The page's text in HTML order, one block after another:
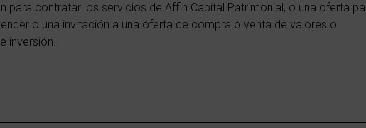
para contratar los servicios de Affin Capital Patrimonial, o una oferta
o una invitación a una oferta de compra o venta de valores o
inversión.